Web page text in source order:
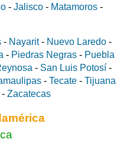
- Jalisco - Matamoros -
- Nayarit- Nuevo Laredo -
- Piedras Negras - Puebla
- San Luis Potosí -
- Tecate - Tijuana
- Zacatecas